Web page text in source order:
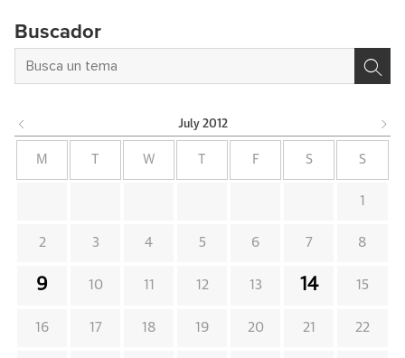
Buscador
July 2012
M T W T F S S
1
2 3 4 5 6 7 8
9 10 11 12 13 14 15
16 17 18 19 20 21 22